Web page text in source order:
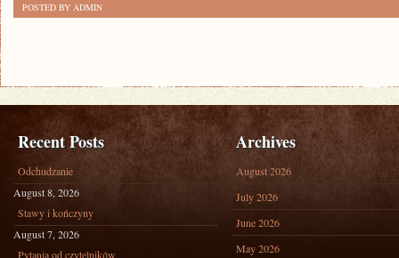
POSTED BY ADMIN
Recent Posts
Odchudzanie
August 8, 2026
Stawy i kończyny
August 7, 2026
Pytania od czytelników
Archives
August 2026
July 2026
June 2026
May 2026